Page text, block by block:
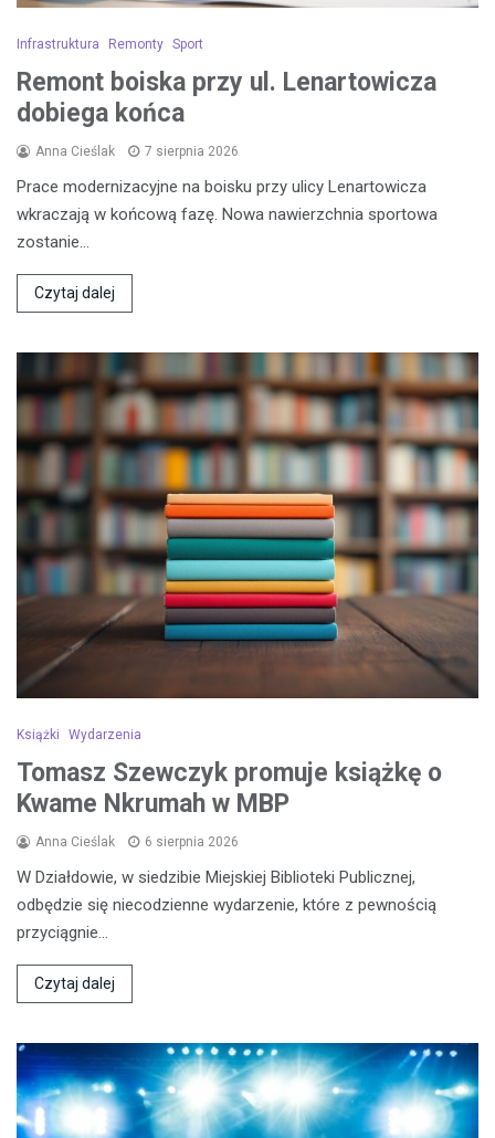
Infrastruktura Remonty Sport
Remont boiska przy ul. Lenartowicza
dobiega końca
Anna Cieślak 7 sierpnia 2026
Prace modernizacyjne na boisku przy ulicy Lenartowicza
wkraczają w końcową fazę. Nowa nawierzchnia sportowa
zostanie…
Czytaj dalej
Książki Wydarzenia
Tomasz Szewczyk promuje książkę o
Kwame Nkrumah w MBP
Anna Cieślak 6 sierpnia 2026
W Działdowie, w siedzibie Miejskiej Biblioteki Publicznej,
odbędzie się niecodzienne wydarzenie, które z pewnością
przyciągnie…
Czytaj dalej